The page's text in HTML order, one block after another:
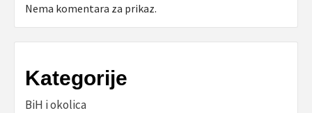
Nema komentara za prikaz.
Kategorije
BiH i okolica